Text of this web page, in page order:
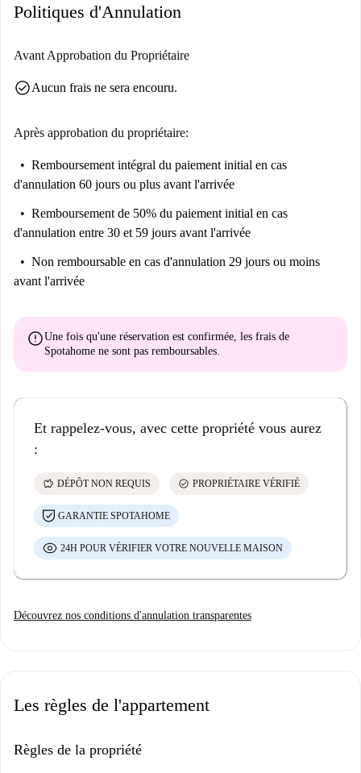
Situé à Université, Nanterre, le logement bénéficie de commodités à
des restaurants comme Subway Nanterre Université et Hudi Nanterre.
Économiques, Gestion et Mathématiques de l'Université Paris Nanterre
toutes les commodités.
Politiques d'Annulation
Avant Approbation du Propriétaire
check_circleAucun frais ne sera encouru.
Après approbation du propriétaire:
Remboursement intégral du paiement initial en cas
d'annulation 60 jours ou plus avant l'arrivée
Remboursement de 50% du paiement initial en cas
d'annulation entre 30 et 59 jours avant l'arrivée
Non remboursable en cas d'annulation 29 jours ou moins
avant l'arrivée
errorUne fois qu'une réservation est confirmée, les frais de
Spotahome ne sont pas remboursables.
Et rappelez-vous, avec cette propriété vous aurez
:
savings DÉPÔT NON REQUIS check_circle PROPRIÉTAIRE VÉRIFIÉ
GARANTIE SPOTAHOME
24H POUR VÉRIFIER VOTRE NOUVELLE MAISON
Découvrez nos conditions d'annulation transparentes
Les règles de l'appartement
Règles de la propriété